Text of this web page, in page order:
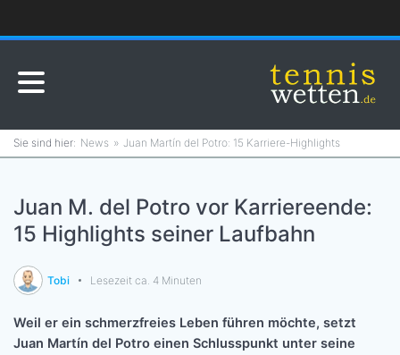
News Juan Martín del Potro: 15 Karriere-Highlights
Juan M. del Potro vor Karriereende:
15 Highlights seiner Laufbahn
Tobi Lesezeit ca. 4 Minuten
Weil er ein schmerzfreies Leben führen möchte, setzt
Juan Martín del Potro einen Schlusspunkt unter seine